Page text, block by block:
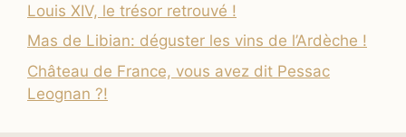
Louis XIV, le trésor retrouvé !
Mas de Libian: déguster les vins de l’Ardèche !
Château de France, vous avez dit Pessac
Leognan ?!